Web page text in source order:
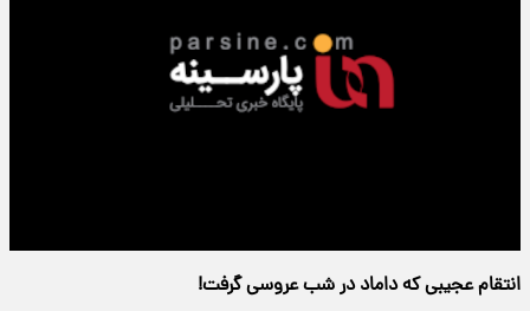
انتقام عجیبی که داماد در شب عروسی گرفت!